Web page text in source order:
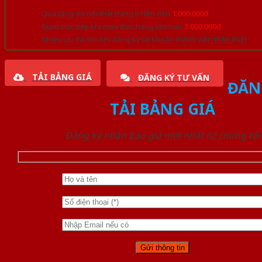
Quà tặng đồ nội thất trang trí lên đến 1.000.000đ
Giảm trực tiếp khi mua đơn hàng lớn hơn 3.000.000đ
Nhiều ưu đãi lớn khi đăng ký tài khoản thành viên thân thiết
TẢI BẢNG GIÁ ĐĂNG KÝ TƯ VẤN
TẢI BẢNG GIÁ
Đăng ký nhận báo giá mới nhất từ chúng tôi